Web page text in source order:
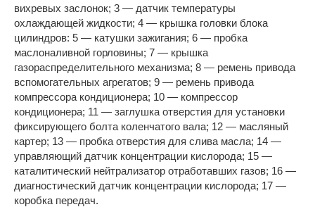
вихревых заслонок; 3 — датчик температуры
охлаждающей жидкости; 4 — крышка головки блока
цилиндров: 5 — катушки зажигания; 6 — пробка
маслоналивной горловины; 7 — крышка
газораспределительного механизма; 8 — ремень привода
вспомогательных агрегатов; 9 — ремень привода
компрессора кондиционера; 10 — компрессор
кондиционера; 11 — заглушка отверстия для установки
фиксирующего болта коленчатого вала; 12 — масляный
картер; 13 — пробка отверстия для слива масла; 14 —
управляющий датчик концентрации кислорода; 15 —
каталитический нейтрализатор отработавших газов; 16 —
диагностический датчик концентрации кислорода; 17 —
коробка передач.